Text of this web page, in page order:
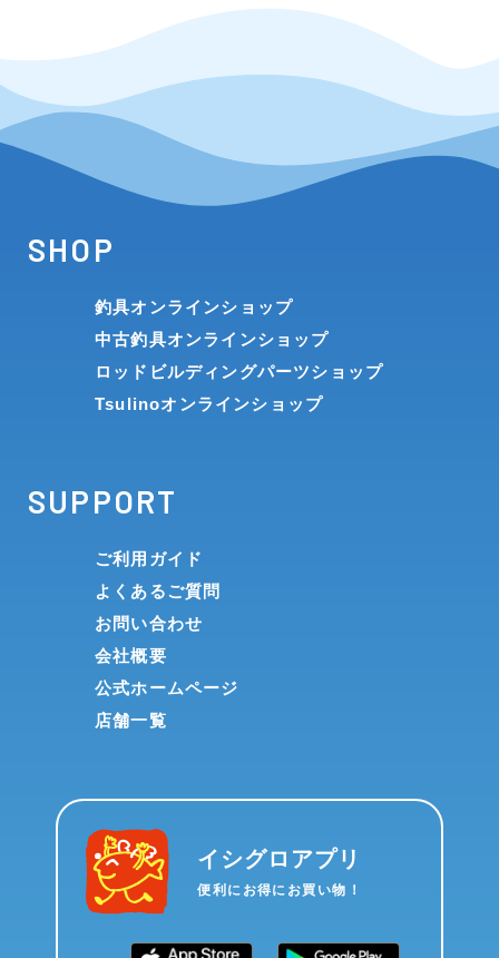
SHOP
釣具オンラインショップ
中古釣具オンラインショップ
ロッドビルディングパーツショップ
Tsulinoオンラインショップ
SUPPORT
ご利用ガイド
よくあるご質問
お問い合わせ
会社概要
公式ホームページ
店舗一覧
イシグロアプリ
便利にお得にお買い物！